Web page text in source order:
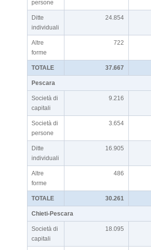
persone
Ditte
individuali
24.854
Altre
forme
722
TOTALE 37.667
Pescara
Società di
capitali
9.216
Società di
persone
3.654
Ditte
individuali
16.905
Altre
forme
486
TOTALE 30.261
Chieti-Pescara
Società di
capitali
18.095